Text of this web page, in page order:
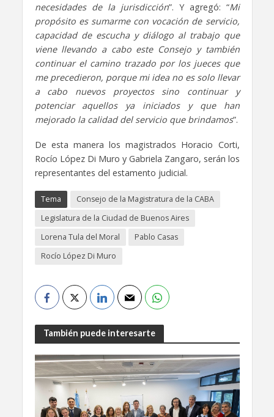
necesidades de la jurisdicción”. Y agregó: “Mi
propósito es sumarme con vocación de servicio,
capacidad de escucha y diálogo al trabajo que
viene llevando a cabo este Consejo y también
continuar el camino trazado por los jueces que
me precedieron, porque mi idea no es solo llevar
a cabo nuevos proyectos sino continuar y
potenciar aquellos ya iniciados y que han
mejorado la calidad del servicio que brindamos”.
De esta manera los magistrados Horacio Corti,
Rocío López Di Muro y Gabriela Zangaro, serán los
representantes del estamento judicial.
Tema
Consejo de la Magistratura de la CABA
Legislatura de la Ciudad de Buenos Aires
Lorena Tula del Moral
Pablo Casas
Rocío López Di Muro
También puede interesarte